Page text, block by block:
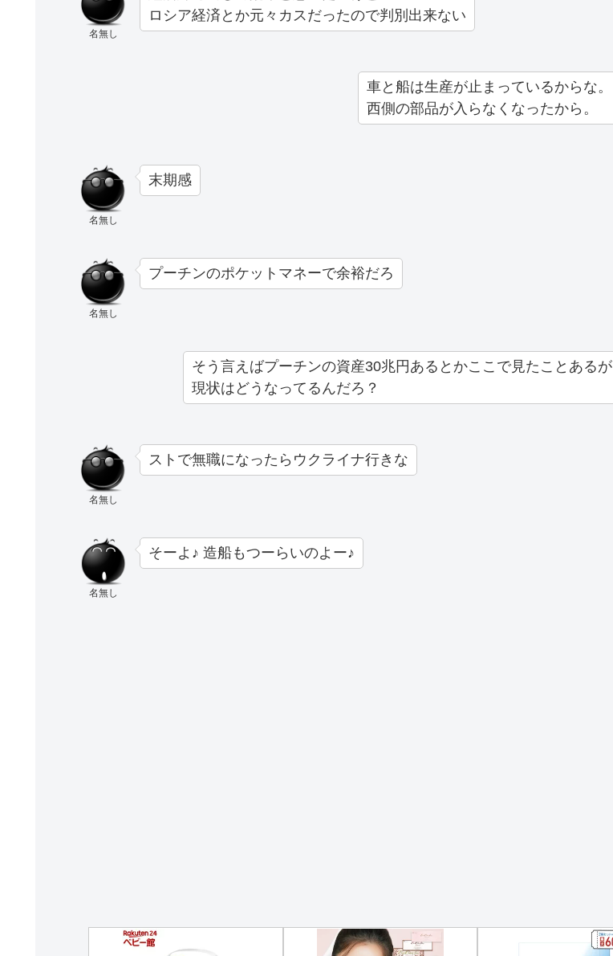
名無し
ロシア経済とか元々カスだったので判別出来ない
車と船は生産が止まっているからな。
西側の部品が入らなくなったから。
名無し
末期感
名無し
プーチンのポケットマネーで余裕だろ
そう言えばプーチンの資産30兆円あるとかここで見たことあるが
現状はどうなってるんだろ？
名無し
ストで無職になったらウクライナ行きな
名無し
そーよ♪ 造船もつーらいのよー♪